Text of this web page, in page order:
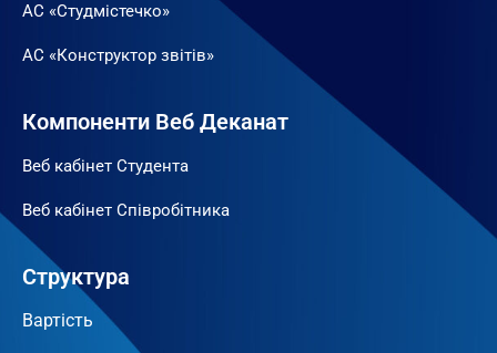
АС «Студмістечко»
АС «Конструктор звітів»
Компоненти Веб Деканат
Веб кабінет Студента
Веб кабінет Співробітника
Структура
Вартість